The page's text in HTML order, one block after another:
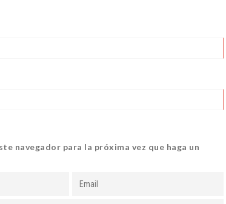
navegador para la próxima vez que haga un